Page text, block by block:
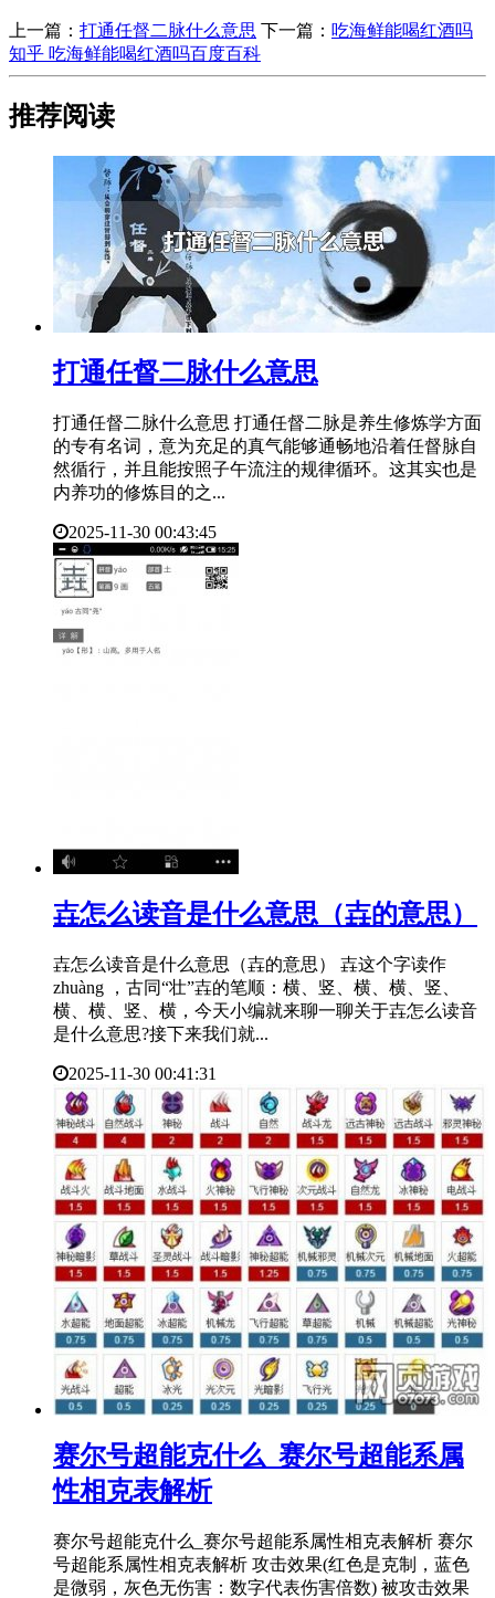
上一篇： ​打通任督二脉什么意思 下一篇： ​吃海鲜能喝红酒吗
知乎 吃海鲜能喝红酒吗百度百科
推荐阅读
​打通任督二脉什么意思
打通任督二脉什么意思 打通任督二脉是养生修炼学方面
的专有名词，意为充足的真气能够通畅地沿着任督脉自
然循行，并且能按照子午流注的规律循环。这其实也是
内养功的修炼目的之...
2025-11-30 00:43:45
​壵怎么读音是什么意思（壵的意思）
壵怎么读音是什么意思（壵的意思） 壵这个字读作
zhuàng ，古同“壮”壵的笔顺：横、竖、横、横、竖、
横、横、竖、横，今天小编就来聊一聊关于壵怎么读音
是什么意思?接下来我们就...
2025-11-30 00:41:31
​赛尔号超能克什么_赛尔号超能系属
性相克表解析
赛尔号超能克什么_赛尔号超能系属性相克表解析 赛尔
号超能系属性相克表解析 攻击效果(红色是克制，蓝色
是微弱，灰色无伤害：数字代表伤害倍数) 被攻击效果